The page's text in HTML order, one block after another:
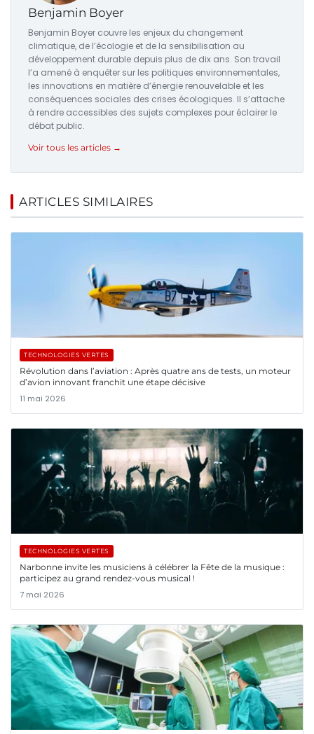
Benjamin Boyer
Benjamin Boyer couvre les enjeux du changement
climatique, de l’écologie et de la sensibilisation au
développement durable depuis plus de dix ans. Son travail
l’a amené à enquêter sur les politiques environnementales,
les innovations en matière d’énergie renouvelable et les
conséquences sociales des crises écologiques. Il s’attache
à rendre accessibles des sujets complexes pour éclairer le
débat public.
Voir tous les articles →
ARTICLES SIMILAIRES
TECHNOLOGIES VERTES
Révolution dans l’aviation : Après quatre ans de tests, un moteur
d’avion innovant franchit une étape décisive
11 mai 2026
TECHNOLOGIES VERTES
Narbonne invite les musiciens à célébrer la Fête de la musique :
participez au grand rendez-vous musical !
7 mai 2026